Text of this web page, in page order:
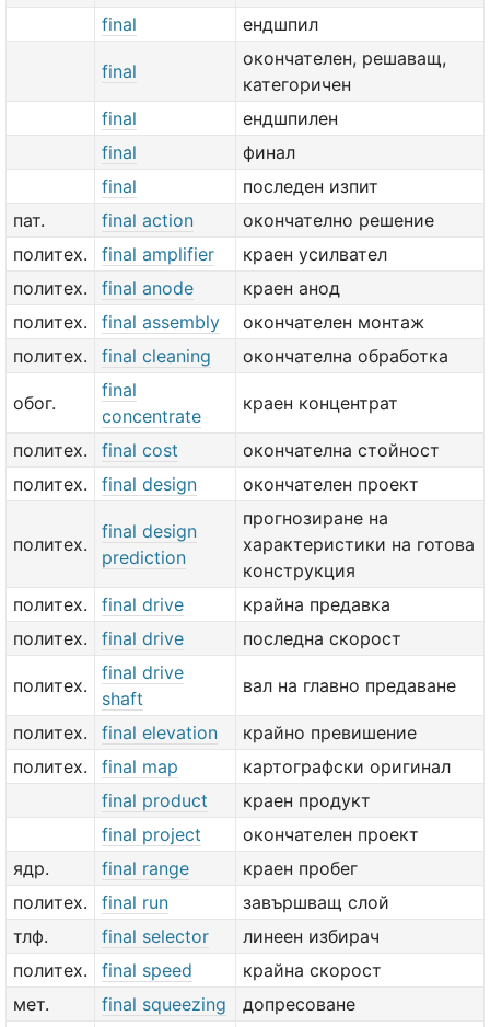
final
ендшпил
final
окончателен, решаващ,
категоричен
final
ендшпилен
final
финал
final
последен изпит
пат.
final action
окончателно решение
политех.
final amplifier
краен усилвател
политех.
final anode
краен анод
политех.
final assembly
окончателен монтаж
политех.
final cleaning окончателна обработка
обог.
final
concentrate
краен концентрат
политех. final cost
окончателна стойност
политех.
final design окончателен проект
политех.
final design
prediction
прогнозиране на
характеристики на готова
конструкция
политех.
final drive
крайна предавка
политех.
final drive последна скорост
политех.
final drive
shaft
вал на главно предаване
политех. final elevation
крайно превишение
политех.
final map
картографски оригинал
final product
краен продукт
final project
окончателен проект
ядр.
final range
краен пробег
политех.
final run
завършващ слой
тлф.
final selector
линеен избирач
политех.
final speed
крайна скорост
мет.
final squeezing
допресоване